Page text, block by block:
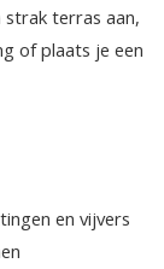
strak terras aan,
of plaats je een
en vijvers